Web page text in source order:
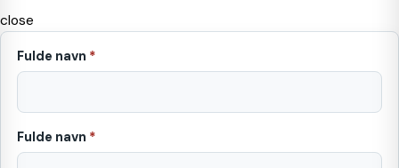
close
Fulde navn *
Fulde navn *